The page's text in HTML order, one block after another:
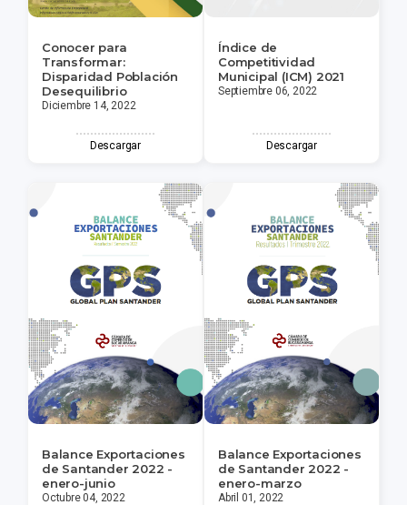
Conocer para
Transformar:
Disparidad Población
Desequilibrio
Diciembre 14, 2022
Descargar
Índice de
Competitividad
Municipal (ICM) 2021
Septiembre 06, 2022
Descargar
Balance Exportaciones
de Santander 2022 -
enero-junio
Octubre 04, 2022
Balance Exportaciones
de Santander 2022 -
enero-marzo
Abril 01, 2022